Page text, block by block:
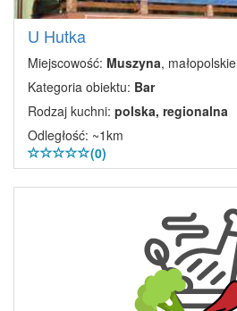
U Hutka
Miejscowość: Muszyna, małopolskie
Kategoria obiektu: Bar
Rodzaj kuchni: polska, regionalna
Odległość: ~1km
(0)